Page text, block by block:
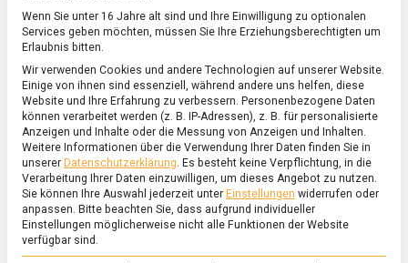
&
Ernährung
SCHLAGWORT:DISGUSTING FOOD MUSEUM
Wenn Sie unter 16 Jahre alt sind und Ihre Einwilligung zu optionalen
Services geben möchten, müssen Sie Ihre Erziehungsberechtigten um
Erlaubnis bitten.
Wir verwenden Cookies und andere Technologien auf unserer Website.
Einige von ihnen sind essenziell, während andere uns helfen, diese
Website und Ihre Erfahrung zu verbessern. Personenbezogene Daten
können verarbeitet werden (z. B. IP-Adressen), z. B. für personalisierte
Anzeigen und Inhalte oder die Messung von Anzeigen und Inhalten.
Weitere Informationen über die Verwendung Ihrer Daten finden Sie in
unserer Datenschutzerklärung. Es besteht keine Verpflichtung, in die
Verarbeitung Ihrer Daten einzuwilligen, um dieses Angebot zu nutzen.
Sie können Ihre Auswahl jederzeit unter Einstellungen widerrufen oder
anpassen. Bitte beachten Sie, dass aufgrund individueller
Einstellungen möglicherweise nicht alle Funktionen der Website
verfügbar sind.